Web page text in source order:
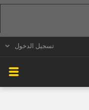
تسجيل الدخول